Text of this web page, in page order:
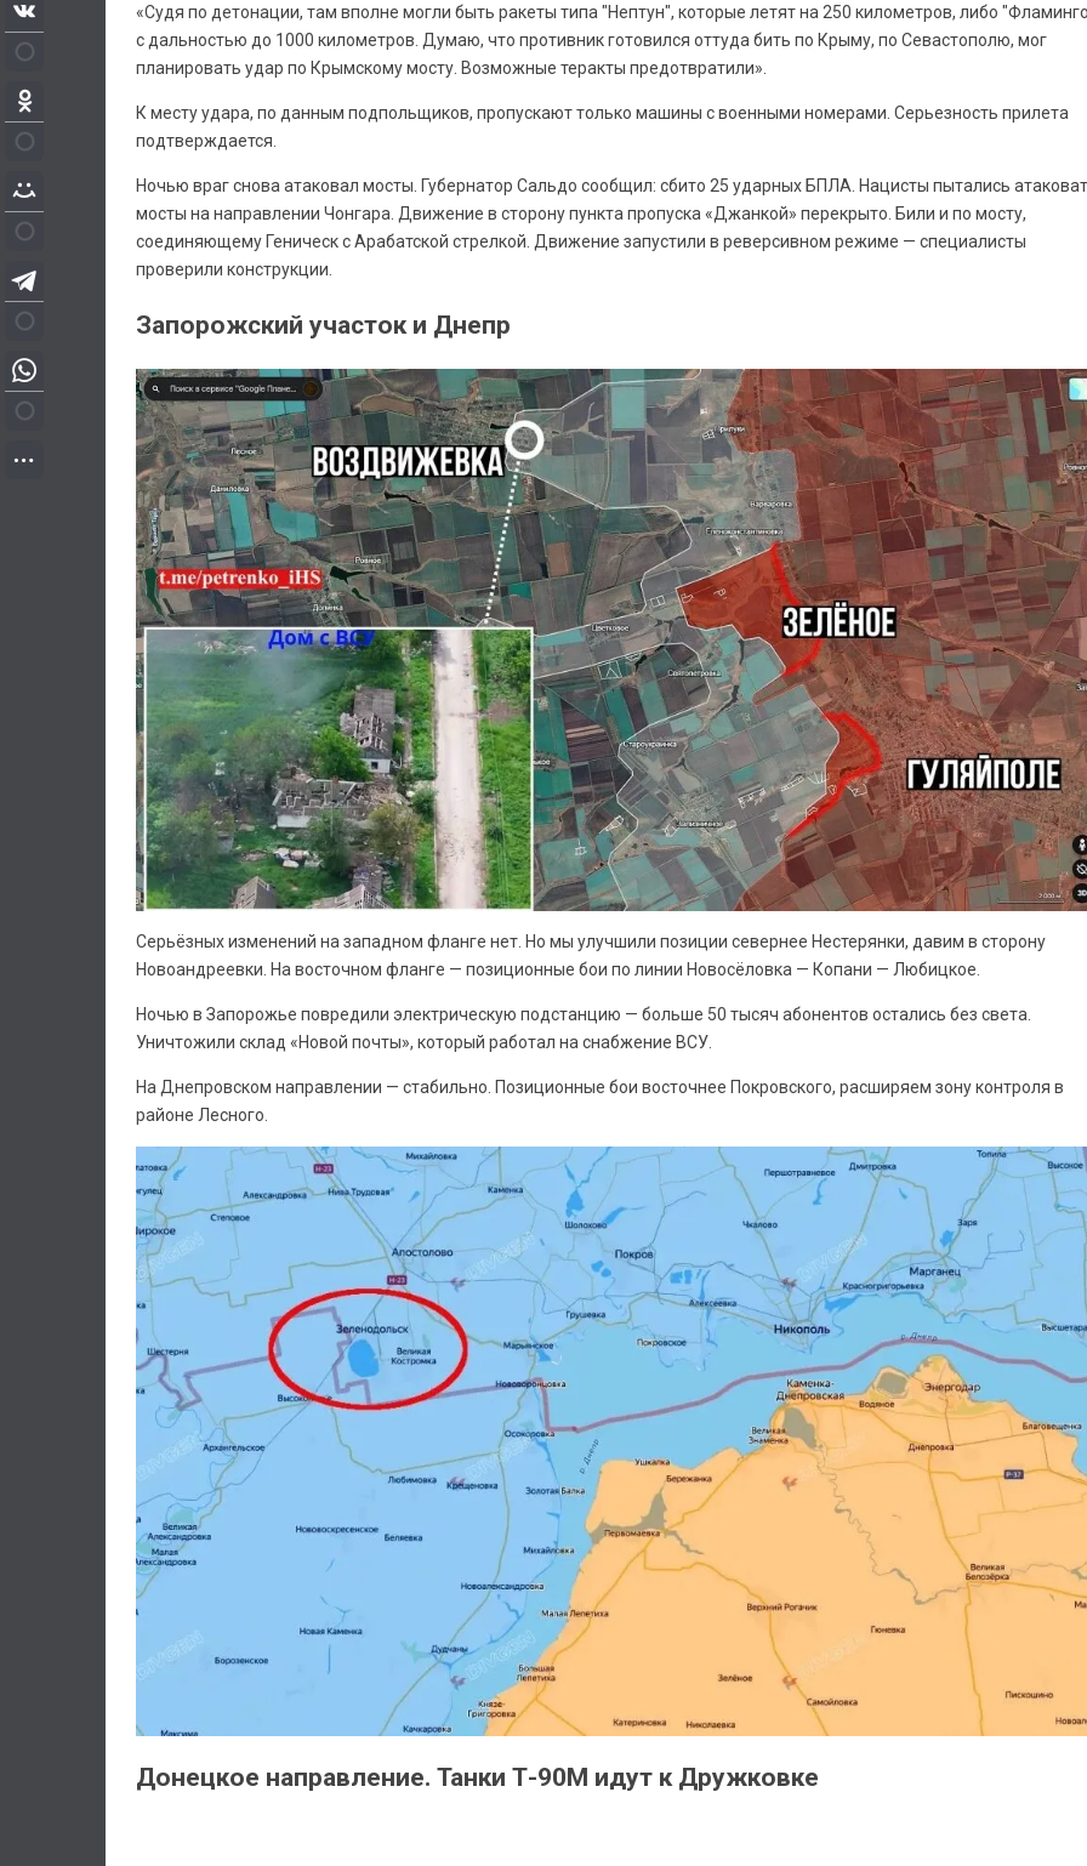
«Судя по детонации, там вполне могли быть ракеты типа "Нептун", которые летят на 250 километров, либо
с дальностью до 1000 километров. Думаю, что противник готовился оттуда бить по Крыму, по Севастополю, мог
планировать удар по Крымскому мосту. Возможные теракты предотвратили».
К месту удара, по данным подпольщиков, пропускают только машины с военными номерами. Серьезность прилета
подтверждается.
Ночью враг снова атаковал мосты. Губернатор Сальдо сообщил: сбито 25 ударных БПЛА. Нацисты пытались
мосты на направлении Чонгара. Движение в сторону пункта пропуска «Джанкой» перекрыто. Били и по мосту,
соединяющему Геническ с Арабатской стрелкой. Движение запустили в реверсивном режиме — специалисты
проверили конструкции.
Запорожский участок и Днепр
Серьёзных изменений на западном фланге нет. Но мы улучшили позиции севернее Нестерянки, давим в сторону
Новоандреевки. На восточном фланге — позиционные бои по линии Новосёловка — Копани — Любицкое.
Ночью в Запорожье повредили электрическую подстанцию — больше 50 тысяч абонентов остались без света.
Уничтожили склад «Новой почты», который работал на снабжение ВСУ.
На Днепровском направлении — стабильно. Позиционные бои восточнее Покровского, расширяем зону контроля в
районе Лесного.
Донецкое направление. Танки Т-90М идут к Дружковке